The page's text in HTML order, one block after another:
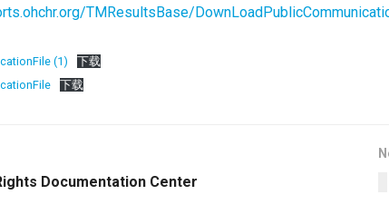
TMResultsBase/
(1)
下载
下载
Documentation Center